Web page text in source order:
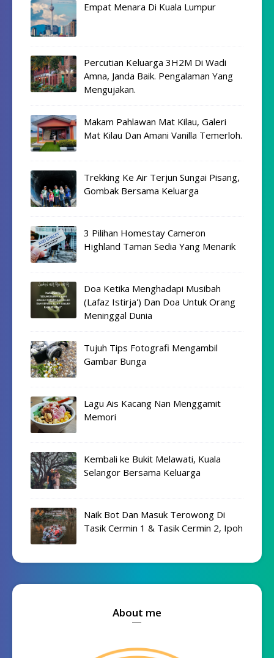
Empat Menara Di Kuala Lumpur
Percutian Keluarga 3H2M Di Wadi
Amna, Janda Baik. Pengalaman Yang
Mengujakan.
Makam Pahlawan Mat Kilau, Galeri
Mat Kilau Dan Amani Vanilla Temerloh.
Trekking Ke Air Terjun Sungai Pisang,
Gombak Bersama Keluarga
3 Pilihan Homestay Cameron
Highland Taman Sedia Yang Menarik
Doa Ketika Menghadapi Musibah
(Lafaz Istirja') Dan Doa Untuk Orang
Meninggal Dunia
Tujuh Tips Fotografi Mengambil
Gambar Bunga
Lagu Ais Kacang Nan Menggamit
Memori
Kembali ke Bukit Melawati, Kuala
Selangor Bersama Keluarga
Naik Bot Dan Masuk Terowong Di
Tasik Cermin 1 & Tasik Cermin 2, Ipoh
About me